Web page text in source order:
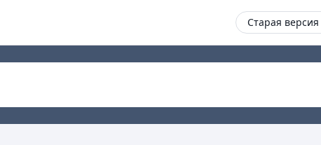
Старая версия